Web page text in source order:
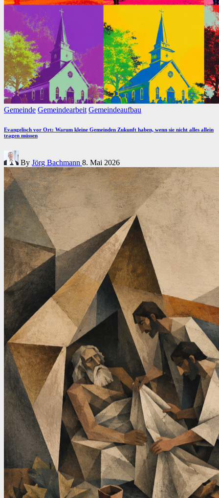
Posted
Gemeinde Gemeindearbeit Gemeindeaufbau
Evangelisch vor Ort: Warum kleine Gemeinden Zukunft haben, wenn sie nicht alles allein
tragen müssen
Posted
by
By Jörg Bachmann 8. Mai 2026